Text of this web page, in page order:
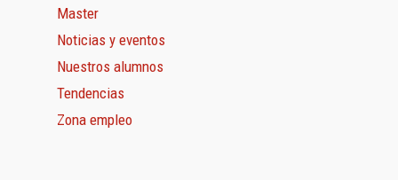
Master
Noticias y eventos
Nuestros alumnos
Tendencias
Zona empleo